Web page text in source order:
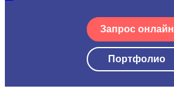
Запрос онлайн
Портфолио